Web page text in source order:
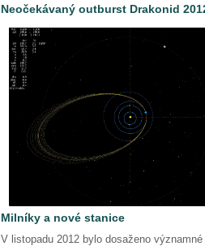
Neočekávaný outburst Drakonid
Milníky a nové stanice
V listopadu 2012 bylo dosaženo